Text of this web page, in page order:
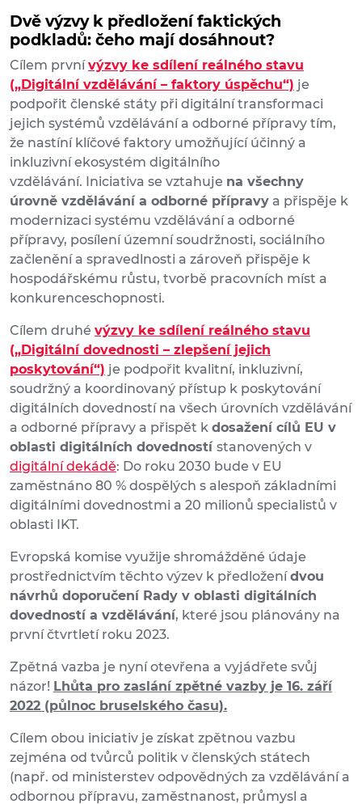
Dvě výzvy k předložení faktických
podkladů: čeho mají dosáhnout?
Cílem prvnívýzvy ke sdílení reálného stavu
(„Digitální vzdělávání – faktory úspěchu“) je
podpořit členské státy při digitální transformaci
jejich systémů vzdělávání a odborné přípravy tím,
že nastíní klíčové faktory umožňující účinný a
inkluzivní ekosystém digitálního
vzdělávání. Iniciativa se vztahuje na všechny
úrovně vzdělávání a odborné přípravy a přispěje k
modernizaci systému vzdělávání a odborné
přípravy, posílení územní soudržnosti, sociálního
začlenění a spravedlnosti a zároveň přispěje k
hospodářskému růstu, tvorbě pracovních míst a
konkurenceschopnosti.
Cílem druhé výzvy ke sdílení reálného stavu
(„Digitální dovednosti – zlepšení jejich
poskytování“) je podpořit kvalitní, inkluzivní,
soudržný a koordinovaný přístup k poskytování
digitálních dovedností na všech úrovních vzdělávání
a odborné přípravy a přispět k dosažení cílů EU v
oblasti digitálních dovedností stanovených v
digitální dekádě: Do roku 2030 bude v EU
zaměstnáno 80 % dospělých s alespoň základními
digitálními dovednostmi a 20 milionů specialistů v
oblasti IKT.
Evropská komise využije shromážděné údaje
prostřednictvím těchto výzev k předloženídvou
návrhů doporučení Rady v oblasti digitálních
dovedností a vzdělávání, které jsou plánovány na
první čtvrtletí roku 2023.
Zpětná vazba je nyní otevřena a vyjádřete svůj
názor! Lhůta pro zaslání zpětné vazby je 16. září
2022 (půlnoc bruselského času).
Cílem obou iniciativ je získat zpětnou vazbu
zejména od tvůrců politik v členských státech
(např. od ministerstev odpovědných za vzdělávání a
odbornou přípravu, zaměstnanost, průmysl a